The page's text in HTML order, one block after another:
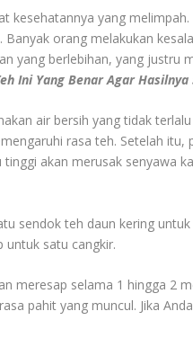
kesehatannya yang
orang melakukan
yang berlebihan, yang justru
Ini Yang Benar Agar Hasilnya
air bersih yang tidak
rasa teh. Setelah itu,
akan merusak senyawa
sendok teh daun kering
untuk satu cangkir.
meresap selama 1 hingga 2
pahit yang muncul. Jika